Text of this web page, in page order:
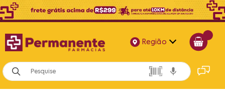
Região
Alagoas
Bahia